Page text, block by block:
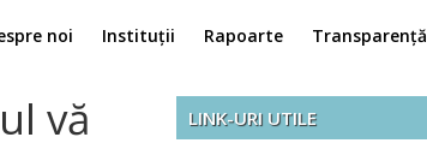
noi Instituții Rapoarte Transparență
vă
LINK-URI UTILE